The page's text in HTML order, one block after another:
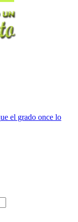
el grado once lo